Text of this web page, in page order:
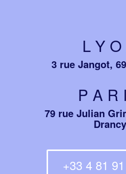
L Y O
3 rue Jangot,
P A R
79 rue Julian
Drancy
+33 4 81